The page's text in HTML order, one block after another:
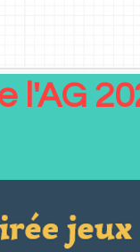
l'AG